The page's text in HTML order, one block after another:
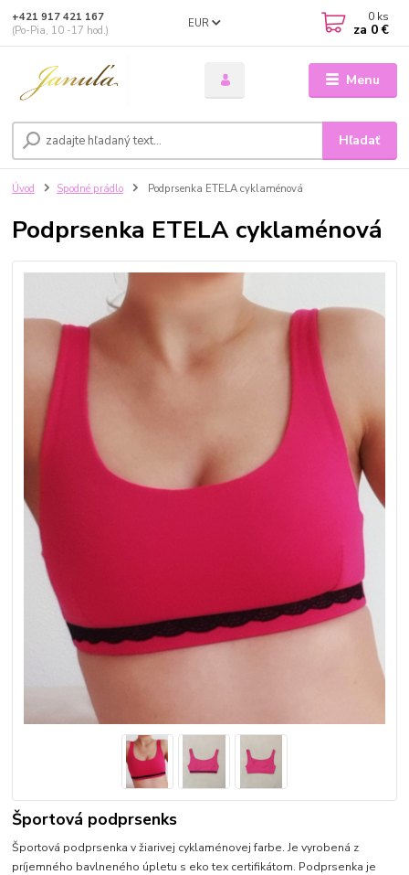
Menu
EUR
Hľadať
+421 917 421 167
(Po-Pia, 10 -17 hod.)
0 ks
za 0 €
Úvod Spodné prádlo Podprsenka ETELA cyklaménová
Podprsenka ETELA cyklaménová
Športová podprsenks
Športová podprsenka v žiarivej cyklaménovej farbe. Je vyrobená z
príjemného bavlneného úpletu s eko tex certifikátom. Podprsenka je